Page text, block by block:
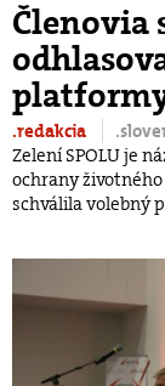
Členovia
.redakcia
Zelení SPOLU je
ochrany
schválila volebný